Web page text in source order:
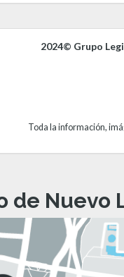
2024© Grupo
Toda la información,
de Nuevo